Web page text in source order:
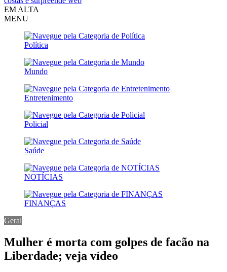
EM ALTA
MENU
Política
Mundo
Entretenimento
Policial
Saúde
NOTÍCIAS
FINANÇAS
Geral
Mulher é morta com golpes de facão na
Liberdade; veja vídeo